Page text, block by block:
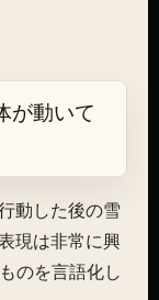
が動いて
動した後の雪
現は非常に興
のを言語化し